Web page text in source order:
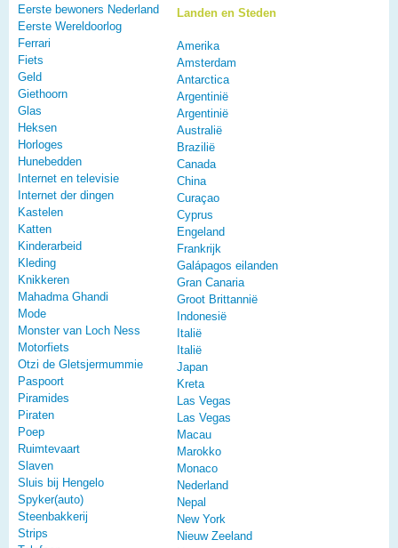
Eerste bewoners Nederland
Eerste Wereldoorlog
Ferrari
Fiets
Geld
Giethoorn
Glas
Heksen
Horloges
Hunebedden
Internet en televisie
Internet der dingen
Kastelen
Katten
Kinderarbeid
Kleding
Knikkeren
Mahadma Ghandi
Mode
Monster van Loch Ness
Motorfiets
Otzi de Gletsjermummie
Paspoort
Piramides
Piraten
Poep
Ruimtevaart
Slaven
Sluis bij Hengelo
Spyker(auto)
Steenbakkerij
Strips
Landen en Steden
Amerika
Amsterdam
Antarctica
Argentinië
Argentinië
Australië
Brazilië
Canada
China
Curaçao
Cyprus
Engeland
Frankrijk
Galápagos eilanden
Gran Canaria
Groot Brittannië
Indonesië
Italië
Italië
Japan
Kreta
Las Vegas
Las Vegas
Macau
Marokko
Monaco
Nederland
Nepal
New York
Nieuw Zeeland